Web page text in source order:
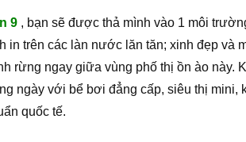
9 , bạn sẽ được thả mình vào 1 môi
in trên các làn nước lăn tăn; xinh đẹp và
rừng ngay giữa vùng phố thị ồn ào
ngày với bể bơi đẳng cấp, siêu thị
quốc tế.